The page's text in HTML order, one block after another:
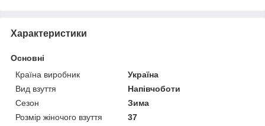
Характеристики
Основні
Країна виробник
Україна
Вид взуття
Напівчоботи
Сезон
Зима
Розмір жіночого взуття
37